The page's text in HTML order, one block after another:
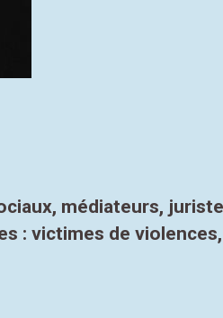
médiateurs,
: victimes de